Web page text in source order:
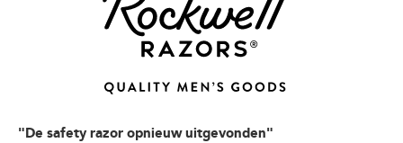
"De safety razor opnieuw uitgevonden"